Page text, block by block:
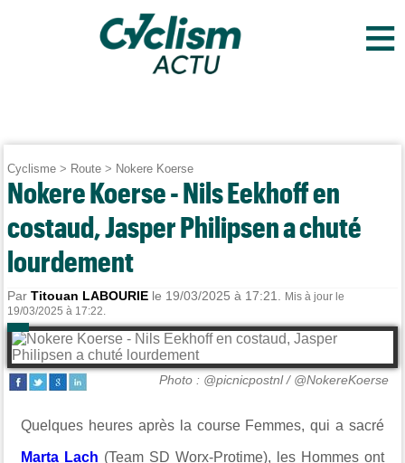
≡
Cyclisme > Route > Nokere Koerse
Nokere Koerse - Nils Eekhoff en
costaud, Jasper Philipsen a chuté
lourdement
ParTitouan LABOURIE le 19/03/2025 à 17:21.
Mis à jour le
19/03/2025 à 17:22.
Photo : @picnicpostnl / @NokereKoerse
Quelques heures après la course Femmes, qui a sacré
Marta Lach (Team SD Worx-Protime), les Hommes ont